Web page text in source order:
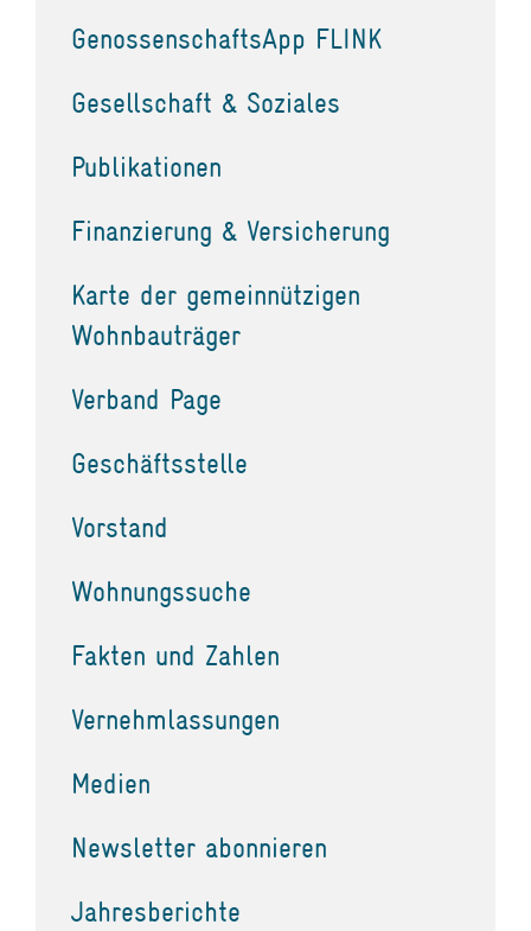
GenossenschaftsApp FLINK
Gesellschaft & Soziales
Publikationen
Finanzierung & Versicherung
Karte der gemeinnützigen
Wohnbauträger
Verband Page
Geschäftsstelle
Vorstand
Wohnungssuche
Fakten und Zahlen
Vernehmlassungen
Medien
Newsletter abonnieren
Jahresberichte